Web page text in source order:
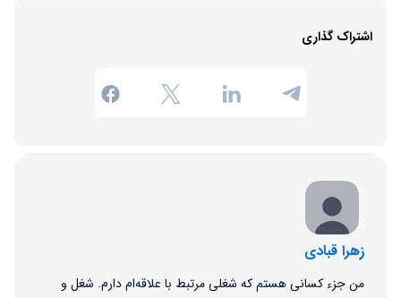
اشتراک گذاری
زهرا قبادی
من جزء کسانی هستم که شغلی مرتبط با علاقه‌ام دارم. شغل و